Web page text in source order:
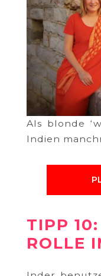
Als blonde
Indien
TIPP
ROLLE